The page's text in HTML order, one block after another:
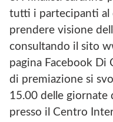
tutti i partecipanti al
prendere visione
consultando il sito
pagina Facebook Di
di premiazione si
15.00 delle giornate
presso il Centro